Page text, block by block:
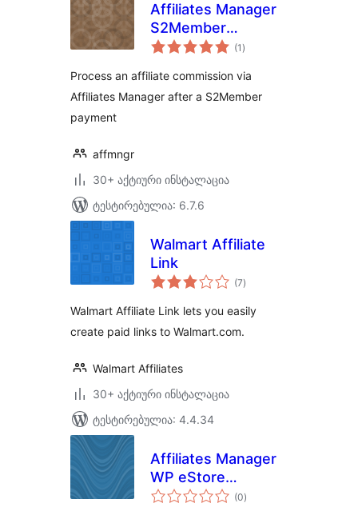
Affiliates Manager
S2Member
Integration
(1 საერთო
რეიტინგი
)
Process an affiliate commission via
Affiliates Manager after a S2Member
payment
affmngr
30+ აქტიური ინსტალაცია
ტესტირებულია: 6.7.6
Walmart Affiliate
Link
(7საერთო
რეიტინგი
)
Walmart Affiliate Link lets you easily
create paid links to Walmart.com.
Walmart Affiliates
30+ აქტიური ინსტალაცია
ტესტირებულია: 4.4.34
Affiliates Manager
WP eStore
Integration
(0საერთო
რეიტინგი
)